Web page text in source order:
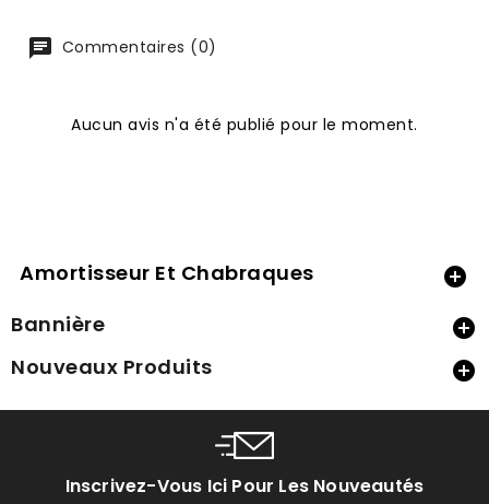
Commentaires (0)
Aucun avis n'a été publié pour le moment.
Amortisseur Et Chabraques 
Bannière 
Nouveaux Produits 
Inscrivez-Vous Ici Pour Les Nouveautés